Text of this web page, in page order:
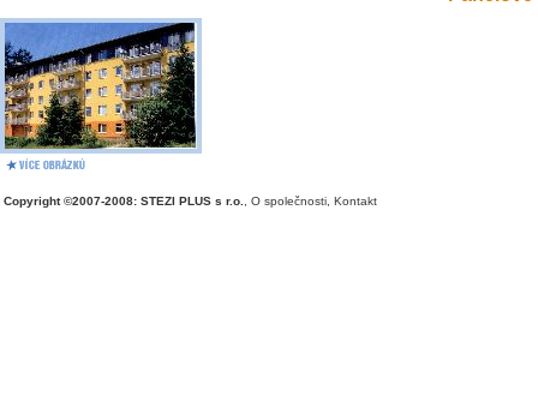
Copyright ©2007-2008: STEZI PLUS s r.o. O společnosti Kontakt